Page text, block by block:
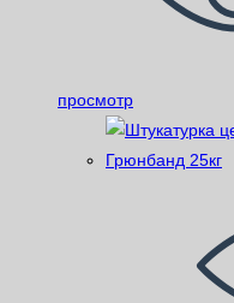
просмотр